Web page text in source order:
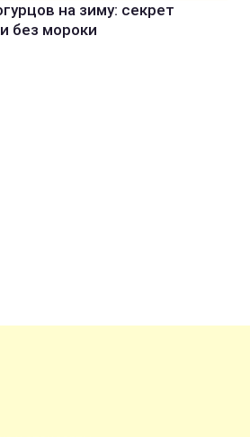
на зиму: секрет
без мороки